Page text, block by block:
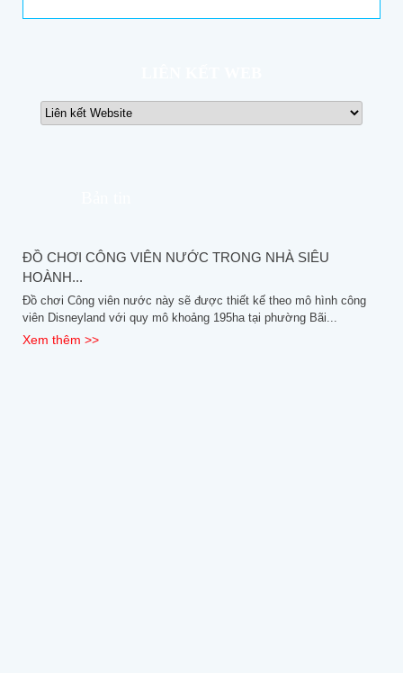
ĐỒ CHƠI CÔNG VIÊN NƯỚC TRONG NHÀ SIÊU
HOÀNH...
Đồ chơi Công viên nước này sẽ được thiết kế theo mô hình công
viên Disneyland với quy mô khoảng 195ha tại phường Bãi...
Xem thêm >>